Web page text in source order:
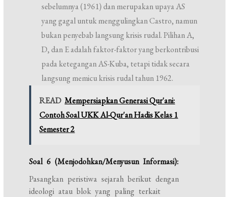
sebelumnya (1961) dan merupakan upaya AS
yang gagal untuk menggulingkan Castro, namun
bukan penyebab langsung krisis rudal. Pilihan A,
D, dan E adalah faktor-faktor yang berkontribusi
pada ketegangan AS-Kuba, tetapi tidak secara
langsung memicu krisis rudal tahun 1962.
READ Mempersiapkan Generasi Qur'ani:
Contoh Soal UKK Al-Qur'an Hadis Kelas 1
Semester 2
Soal 6 (Menjodohkan/Menyusun Informasi):
Pasangkan peristiwa sejarah berikut dengan
ideologi atau blok yang paling terkait